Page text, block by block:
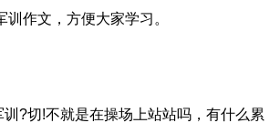
作文，方便大家学习。
训?切!不就是在操场上站站吗，有什么累